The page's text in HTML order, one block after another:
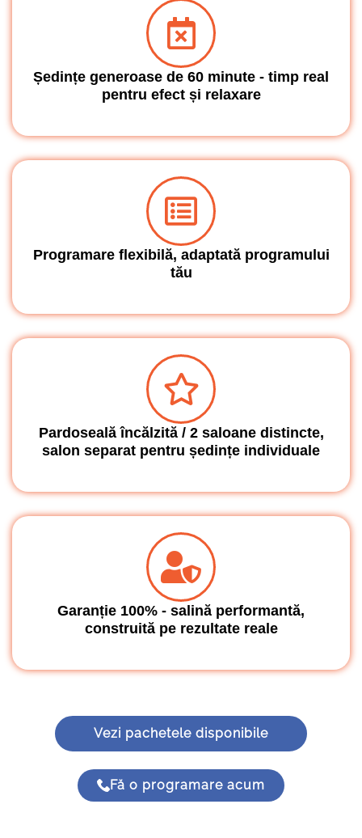
Ședințe generoase de 60 minute - timp real
pentru efect și relaxare
Programare flexibilă, adaptată programului
tău
Pardoseală încălzită / 2 saloane distincte,
salon separat pentru ședințe individuale
Garanție 100% - salină performantă,
construită pe rezultate reale
Vezi pachetele disponibile
Fă o programare acum